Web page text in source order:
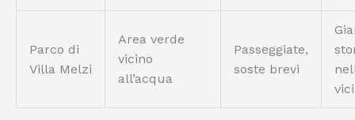
Parco di
Villa Melzi
Area verde
vicino
all’acqua
Passeggiate,
soste brevi